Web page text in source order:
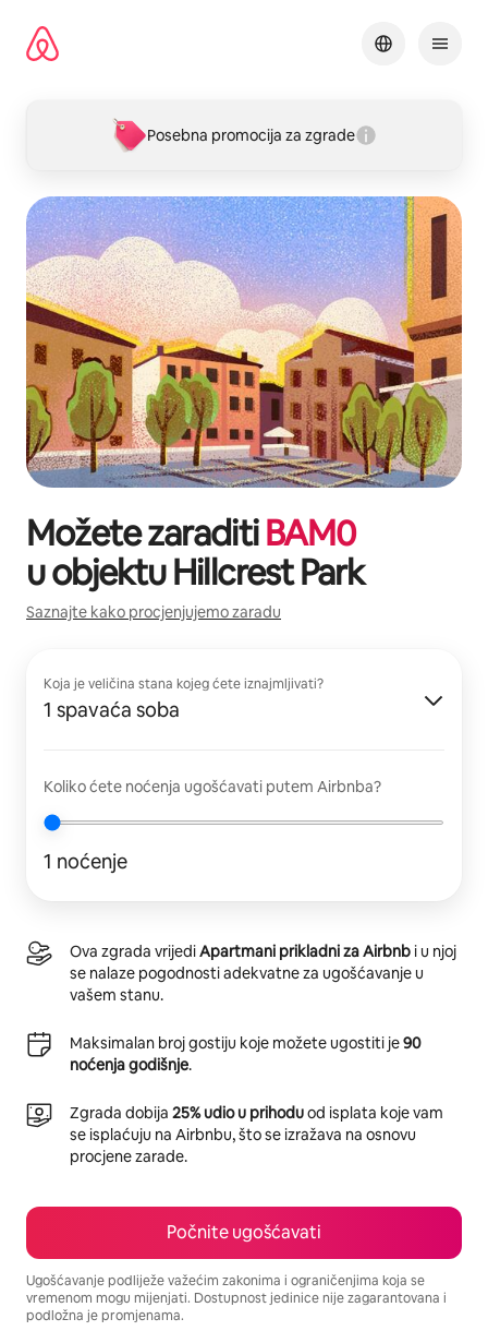
sadržaj
Posebna promocija za zgrade
Možete zaraditiBAM0
u objektuHillcrest Park
Saznajte kako procjenjujemo zaradu
Koja je veličina stana kojeg ćete iznajmljivati?
1 spavaća soba
Koliko ćete noćenja ugošćavati putem Airbnba?
1 noćenje
Ova zgrada vrijediApartmani prikladni za Airbnb i u njoj
se nalaze pogodnosti adekvatne za ugošćavanje u
vašem stanu.
Maksimalan broj gostiju koje možete ugostiti je90
noćenja godišnje.
Zgrada dobija 25% udio u prihoduod isplata koje vam
se isplaćuju na Airbnbu, što se izražava na osnovu
procjene zarade.
Počnite ugošćavati
Ugošćavanje podliježe važećim zakonima i ograničenjima koja se
vremenom mogu mijenjati. Dostupnost jedinice nije zagarantovana i
podložna je promjenama.